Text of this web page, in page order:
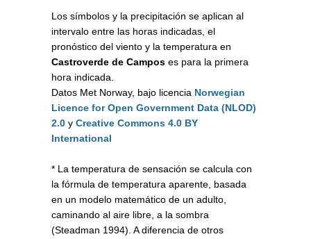
Los símbolos y la precipitación se aplican al
intervalo entre las horas indicadas, el
pronóstico del viento y la temperatura en
Castroverde de Campos es para la primera
hora indicada.
Datos Met Norway, bajo licencia Norwegian
Licence for Open Government Data (NLOD)
2.0 y Creative Commons 4.0 BY
International
* La temperatura de sensación se calcula con
la fórmula de temperatura aparente, basada
en un modelo matemático de un adulto,
caminando al aire libre, a la sombra
(Steadman 1994). A diferencia de otros